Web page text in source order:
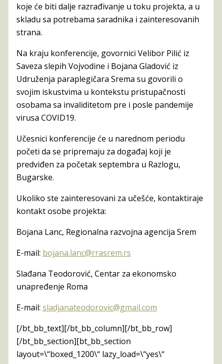
koje će biti dalje razrađivanje u toku projekta, a u
skladu sa potrebama saradnika i zainteresovanih
strana.
Na kraju konferencije, govornici Velibor Pilić iz
Saveza slepih Vojvodine i Bojana Gladović iz
Udruženja paraplegičara Srema su govorili o
svojim iskustvima u kontekstu pristupačnosti
osobama sa invaliditetom pre i posle pandemije
virusa COVID19.
Učesnici konferencije će u narednom periodu
početi da se pripremaju za događaj koji je
predviđen za početak septembra u Razlogu,
Bugarske.
Ukoliko ste zainteresovani za učešće, kontaktiraje
kontakt osobe projekta:
Bojana Lanc, Regionalna razvojna agencija Srem
E-mail: bojana.lanc@rrasrem.rs
Slađana Teodorović, Centar za ekonomsko
unapređenje Roma
E-mail: sladjanateodorovic@gmail.com
[/bt_bb_text][/bt_bb_column][/bt_bb_row]
[/bt_bb_section][bt_bb_section
layout=\“boxed_1200\“ lazy_load=\“yes\“